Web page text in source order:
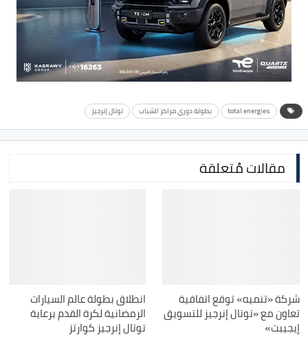
total energies بطولة دوري مراكز الشباب توتال إنرجيز
مقالات مُتعلقة
شركة «تنميه» توقع اتفاقية
تعاون مع «توتال إنرجيز للتسويق
إيجيبت»
انطلاق بطولة عالم السيارات
الرمضانية لكرة القدم برعاية
توتال إنرجيز كوارتز